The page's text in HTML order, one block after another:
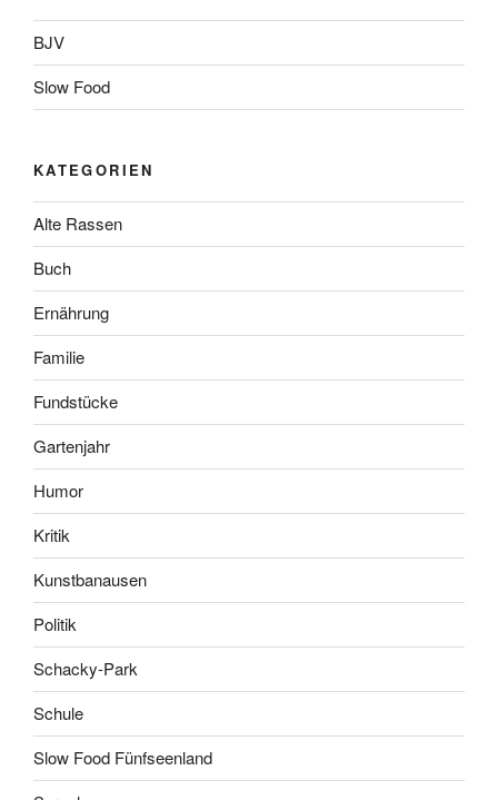
BJV
Slow Food
KATEGORIEN
Alte Rassen
Buch
Ernährung
Familie
Fundstücke
Gartenjahr
Humor
Kritik
Kunstbanausen
Politik
Schacky-Park
Schule
Slow Food Fünfseenland